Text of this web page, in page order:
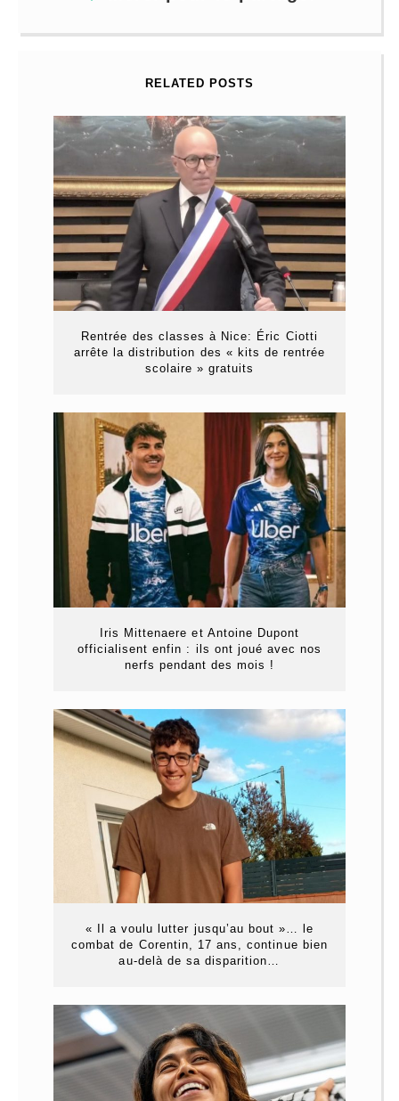
RELATED POSTS
Rentrée des classes à Nice: Éric Ciotti
arrête la distribution des « kits de rentrée
scolaire » gratuits
Iris Mittenaere et Antoine Dupont
officialisent enfin : ils ont joué avec nos
nerfs pendant des mois !
« Il a voulu lutter jusqu’au bout »… le
combat de Corentin, 17 ans, continue bien
au-delà de sa disparition…